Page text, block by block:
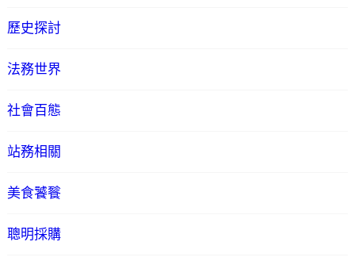
歷史探討
法務世界
社會百態
站務相關
美食饕餮
聰明採購